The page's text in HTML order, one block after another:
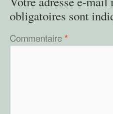
obligatoires sont
Commentaire*